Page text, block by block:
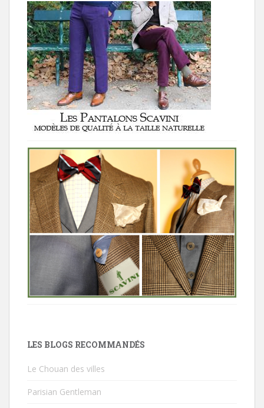
LES BLOGS RECOMMANDÉS
Le Chouan des villes
Parisian Gentleman